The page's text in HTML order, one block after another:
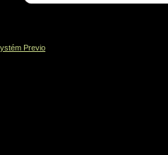
Previo